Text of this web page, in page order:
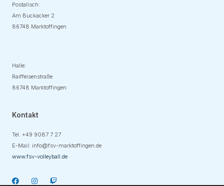
Postalisch:
Am Buckacker 2
86748 Marktoffingen
Halle:
Raiffeisenstraße
86748 Marktoffingen
Kontakt
Tel. +49 9087 7 27
E-Mail: info@fsv-marktoffingen.de
www.fsv-volleyball.de